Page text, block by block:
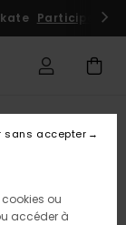
Participez
ou
accéder à
sans accepter